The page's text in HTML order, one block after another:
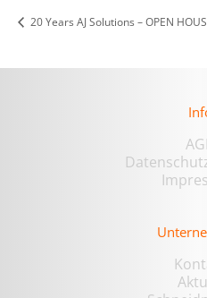
20 Years AJ Solutions – OPEN